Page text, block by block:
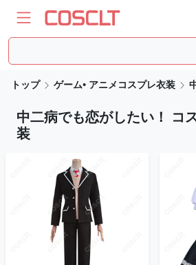
トップ ゲーム• アニメコスプレ衣装
中二病でも恋がしたい！ コ
装